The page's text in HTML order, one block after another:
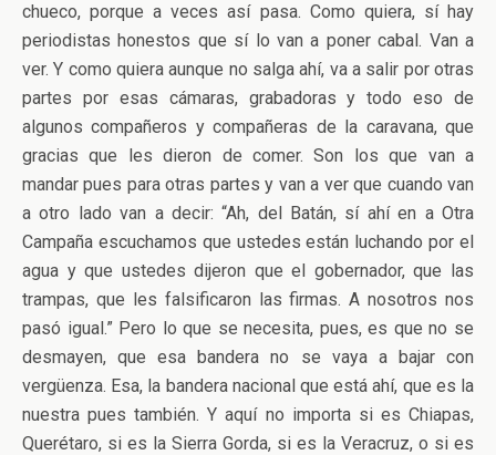
chueco, porque a veces así pasa. Como quiera, sí hay
periodistas honestos que sí lo van a poner cabal. Van a
ver. Y como quiera aunque no salga ahí, va a salir por otras
partes por esas cámaras, grabadoras y todo eso de
algunos compañeros y compañeras de la caravana, que
gracias que les dieron de comer. Son los que van a
mandar pues para otras partes y van a ver que cuando van
a otro lado van a decir: “Ah, del Batán, sí ahí en a Otra
Campaña escuchamos que ustedes están luchando por el
agua y que ustedes dijeron que el gobernador, que las
trampas, que les falsificaron las firmas. A nosotros nos
pasó igual.” Pero lo que se necesita, pues, es que no se
desmayen, que esa bandera no se vaya a bajar con
vergüenza. Esa, la bandera nacional que está ahí, que es la
nuestra pues también. Y aquí no importa si es Chiapas,
Querétaro, si es la Sierra Gorda, si es la Veracruz, o si es